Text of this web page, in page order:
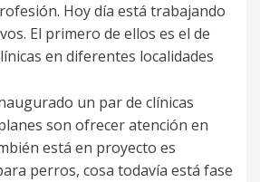
Hoy día está trabajando
El primero de ellos es el de
en diferentes localidades
un par de clínicas
son ofrecer atención en
está en proyecto es
perros, cosa todavía está fase